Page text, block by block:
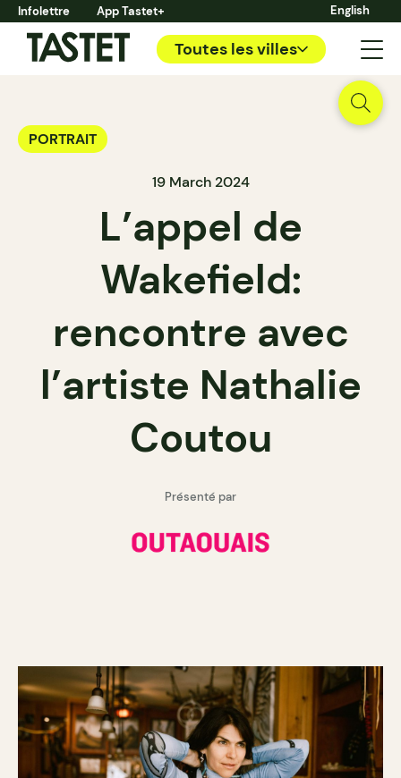
Infolettre App Tastet+ English
Toutes les villes
PORTRAIT
19 March 2024
L’appel de
Wakefield:
rencontre avec
l’artiste Nathalie
Coutou
Présenté par